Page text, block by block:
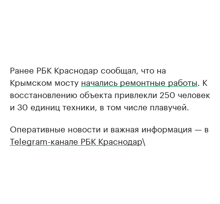
Ранее РБК Краснодар сообщал, что на
Крымском мосту начались ремонтные работы . К
восстановлению объекта привлекли 250 человек
и 30 единиц техники, в том числе плавучей.
Оперативные новости и важная информация — в
Telegram-канале РБК Краснодар\